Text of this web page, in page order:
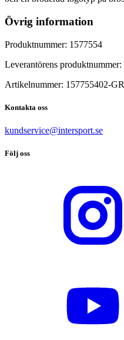
Övrig information
Produktnummer: 1577554
Leverantörens produktnummer:
Artikelnummer: 157755402-
Kontakta oss
kundservice@intersport.se
Följ oss